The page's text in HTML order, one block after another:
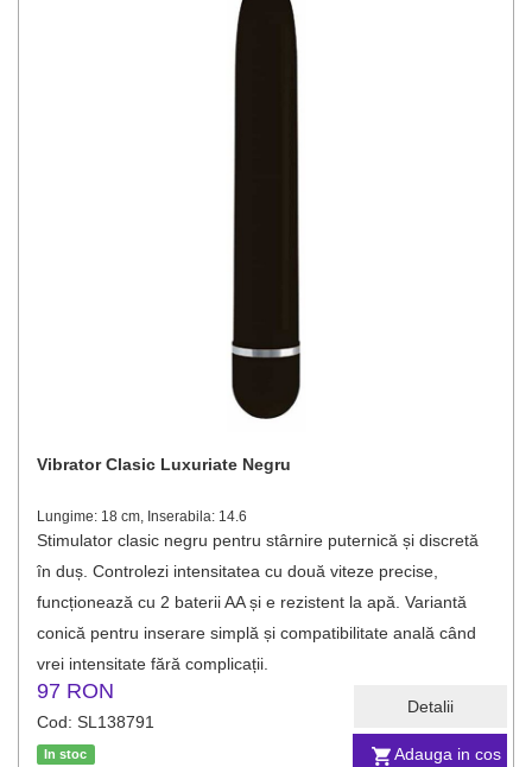
Adauga in cos
Detalii
Vibrator Clasic Luxuriate Negru
Lungime: 18 cm, Inserabila: 14.6
Stimulator clasic negru pentru stârnire puternică și discretă
în duș. Controlezi intensitatea cu două viteze precise,
funcționează cu 2 baterii AA și e rezistent la apă. Variantă
conică pentru inserare simplă și compatibilitate anală când
vrei intensitate fără complicații.
97 RON
Cod: SL138791
In stoc